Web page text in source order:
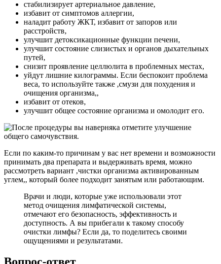
стабилизирует артериальное давление,
избавит от симптомов аллергии,
наладит работу ЖКТ, избавит от запоров или
расстройств,
улучшит детоксикационные функции печени,
улучшит состояние слизистых и органов дыхательных
путей,
снизит проявление целлюлита в проблемных местах,
уйдут лишние килограммы. Если беспокоит проблема
веса, то используйте также ,смузи для похудения и
очищения организма,,
избавит от отеков,
улучшит общее состояние организма и омолодит его.
Если по каким-то причинам у вас нет времени и возможности
принимать два препарата и выдерживать время, можно
рассмотреть вариант ,чистки организма активированным
углем,, который более подходит занятым или работающим.
Врачи и люди, которые уже использовали этот
метод очищения лимфатической системы,
отмечают его безопасность, эффективность и
доступность. А вы прибегали к такому способу
очистки лимфы? Если да, то поделитесь своими
ощущениями и результатами.